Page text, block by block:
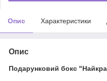
Опис Характеристики
Опис
Подарунковий бокс